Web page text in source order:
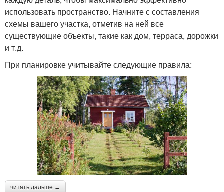
использовать пространство. Начните с составления
схемы вашего участка, отметив на ней все
существующие объекты, такие как дом, терраса, дорожки
и т.д.
При планировке учитывайте следующие правила:
читать дальше →